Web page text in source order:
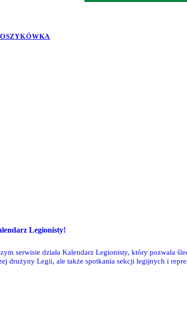
Legionisty!
serwisie działa Kalendarz Legionisty, który pozwala
drużyny Legii, ale także spotkania sekcji legijnych i